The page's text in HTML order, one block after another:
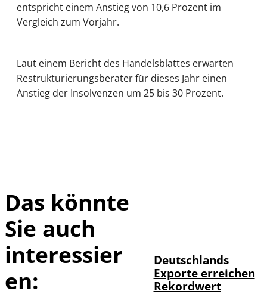
entspricht einem Anstieg von 10,6 Prozent im
Vergleich zum Vorjahr.
Laut einem Bericht des Handelsblattes erwarten
Restrukturierungsberater für dieses Jahr einen
Anstieg der Insolvenzen um 25 bis 30 Prozent.
Das könnte
Sie auch
interessier
en:
Deutschlands
Exporte erreichen
Rekordwert